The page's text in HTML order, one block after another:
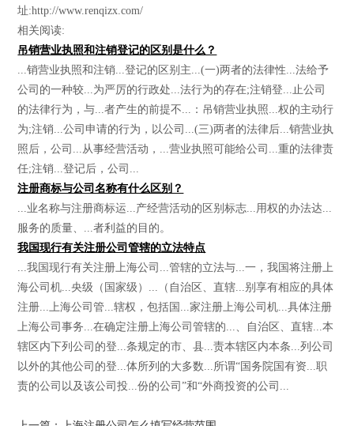
址:http://www.renqizx.com/
相关阅读:
吊销营业执照和注销登记的区别是什么？
...销营业执照和注销...登记的区别主...(一)两者的法律性...法给予
公司的一种较...为严厉的行政处...法行为的存在;注销登...止公司
的法律行为，与...者产生的前提不...：吊销营业执照...权的主动行
为;注销...公司申请的行为，以公司...(三)两者的法律后...销营业执
照后，公司...从事经营活动，...营业执照可能给公司...重的法律责
任;注销...登记后，公司...
注册商标与公司名称有什么区别？
...业名称与注册商标运...产经营活动的区别标志...用权的办法达...
服务的质量、...者利益的目的。
我国现行有关注册公司管辖的立法特点
...我国现行有关注册上海公司...管辖的立法与...一，我国将注册上
海公司机...央级（国家级）...（自治区、直辖...别享有相应的具体
注册...上海公司管...辖权，包括国...家注册上海公司机...具体注册
上海公司事务...在确定注册上海公司管辖的...、自治区、直辖...本
辖区内下列公司的登...条规定的市、县...责本辖区内本条...列公司
以外的其他公司的登...体所列的大多数...所谓“国务院国有资...职
责的公司以及该公司投...份的公司”和“外商投资的公司...